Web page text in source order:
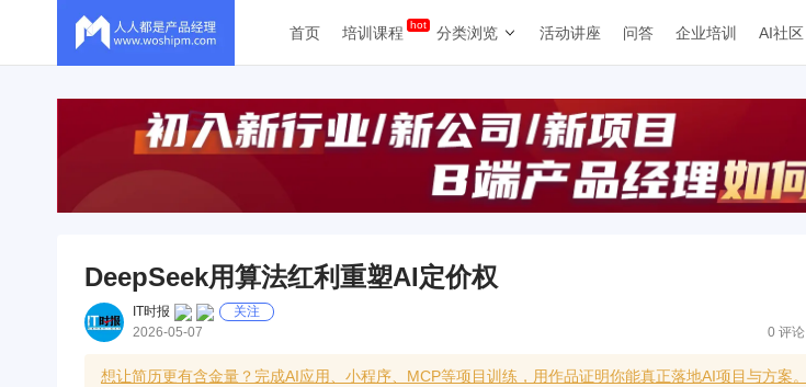
首页 培训课程 分类浏览 活动讲座 问答 企业培训 AI社区
DeepSeek用算法红利重塑AI定价权
IT时报
关注
2026-05-07
0 评论
想让简历更有含金量？完成AI应用、小程序、MCP等项目训练，用作品证明你能真正落地AI项目与方案。